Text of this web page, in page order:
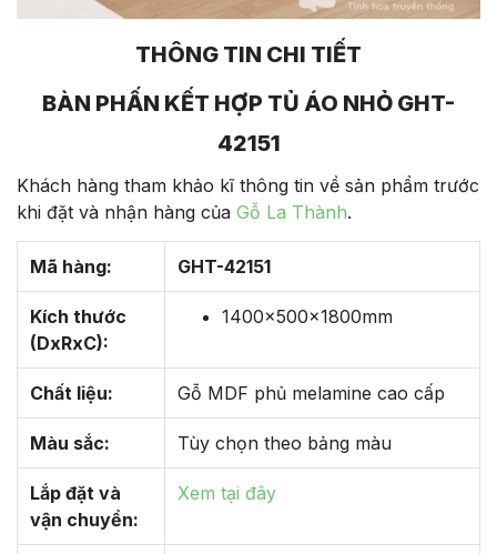
THÔNG TIN CHI TIẾT
BÀN PHẤN KẾT HỢP TỦ ÁO NHỎ GHT-
42151
Khách hàng tham khảo kĩ thông tin về sản phẩm trước
khi đặt và nhận hàng của Gỗ La Thành.
Mã hàng: GHT-42151
Kích thước
(DxRxC):
1400x500x1800mm
Chất liệu: Gỗ MDF phủ melamine cao cấp
Màu sắc: Tùy chọn theo bảng màu
Lắp đặt và
vận chuyển:
Xem tại đây